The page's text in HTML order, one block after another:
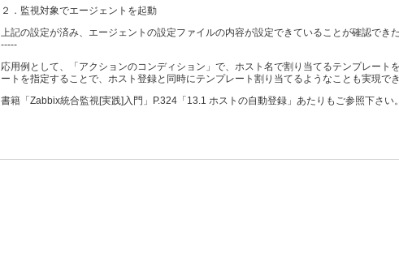
２．監視対象でエージェントを起動
上記の設定が済み、エージェントの設定ファイルの内容が設定できていることが確認でき
-----
応用例として、「アクションのコンディション」で、ホスト名で割り当てるテンプレー
ートを指定することで、ホスト登録と同時にテンプレート割り当てるようなことも実現でき
書籍「Zabbix統合監視[実践]入門」P.324「13.1 ホストの自動登録」あたりもご参照下さい。